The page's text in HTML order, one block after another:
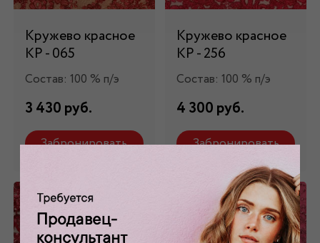
Кружево красное
КР - 065
Состав: 100 % п/э
3 430 руб.
Забронировать
Кружево красное
КР - 256
Состав: 100 % п/э
4 300 руб.
Забронировать